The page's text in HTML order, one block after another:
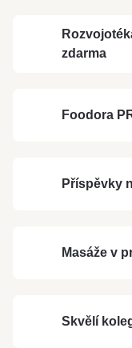
zdarma
Foodora
Příspěvky
Masáže v
Skvělí